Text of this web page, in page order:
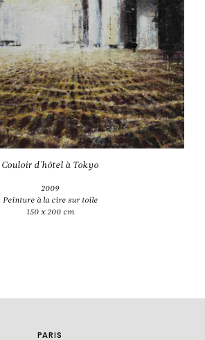
Couloir d'hôtel à Tokyo
2009
Peinture à la cire sur toile
150 x 200 cm
PARIS